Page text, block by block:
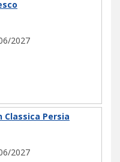
2027
Classica Persia
2027